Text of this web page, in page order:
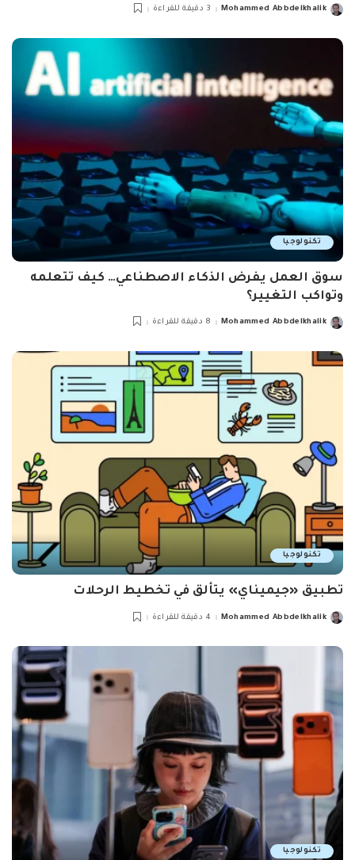
Posted
Mohammed Abbdelkhalik 3 دقيقة للقراءة
تكنولوجيا
سوق العمل يفرض الذكاء الاصطناعي… كيف تتعلمه
وتواكب التغيير؟
Posted
Mohammed Abbdelkhalik 8 دقيقة للقراءة
تكنولوجيا
تطبيق «جيميناي» يتألق في تخطيط الرحلات
Posted
Mohammed Abbdelkhalik 4 دقيقة للقراءة
تكنولوجيا